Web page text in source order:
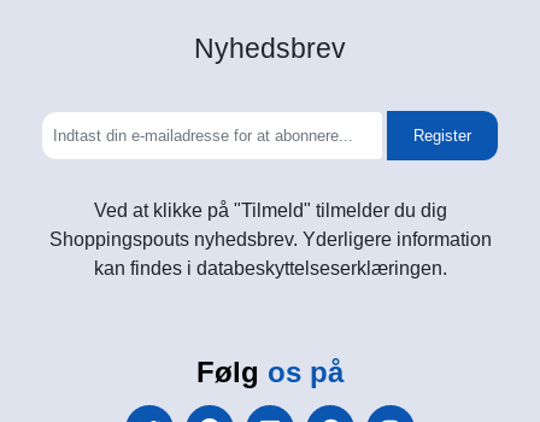
Nyhedsbrev
Register
Ved at klikke på "Tilmeld" tilmelder du dig
Shoppingspouts nyhedsbrev. Yderligere information
kan findes i databeskyttelseserklæringen.
Følg os på